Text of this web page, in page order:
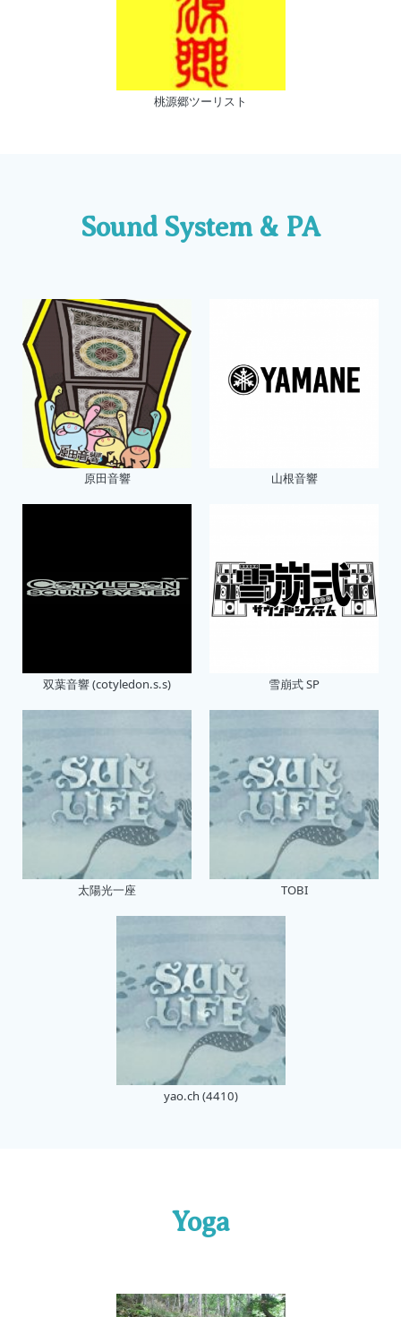
桃源郷ツーリスト
Sound System & PA
原田音響 山根音響
双葉音響 (cotyledon.s.s) 雪崩式 SP
太陽光一座 TOBI
yao.ch (4410)
Yoga